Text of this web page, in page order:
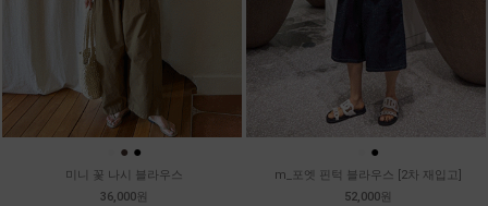
● ●
미니 꽃 나시 블라우스
36,000원
●
m_포엣 핀턱 블라우스 [2차 재입고]
52,000원